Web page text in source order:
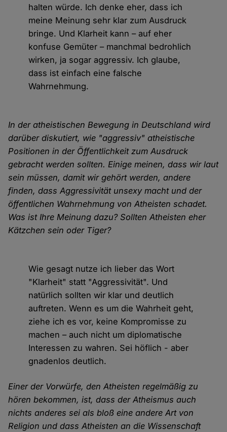
halten würde. Ich denke eher, dass ich
meine Meinung sehr klar zum Ausdruck
bringe. Und Klarheit kann – auf eher
konfuse Gemüter – manchmal bedrohlich
wirken, ja sogar aggressiv. Ich glaube,
dass ist einfach eine falsche
Wahrnehmung.
In der atheistischen Bewegung in Deutschland wird
darüber diskutiert, wie "aggressiv" atheistische
Positionen in der Öffentlichkeit zum Ausdruck
gebracht werden sollten. Einige meinen, dass wir laut
sein müssen, damit wir gehört werden, andere
finden, dass Aggressivität unsexy macht und der
öffentlichen Wahrnehmung von Atheisten schadet.
Was ist Ihre Meinung dazu? Sollten Atheisten eher
Kätzchen sein oder Tiger?
Wie gesagt nutze ich lieber das Wort
"Klarheit" statt "Aggressivität". Und
natürlich sollten wir klar und deutlich
auftreten. Wenn es um die Wahrheit geht,
ziehe ich es vor, keine Kompromisse zu
machen – auch nicht um diplomatische
Interessen zu wahren. Sei höflich - aber
gnadenlos deutlich.
Einer der Vorwürfe, den Atheisten regelmäßig zu
hören bekommen, ist, dass der Atheismus auch
nichts anderes sei als bloß eine andere Art von
Religion und dass Atheisten an die Wissenschaft